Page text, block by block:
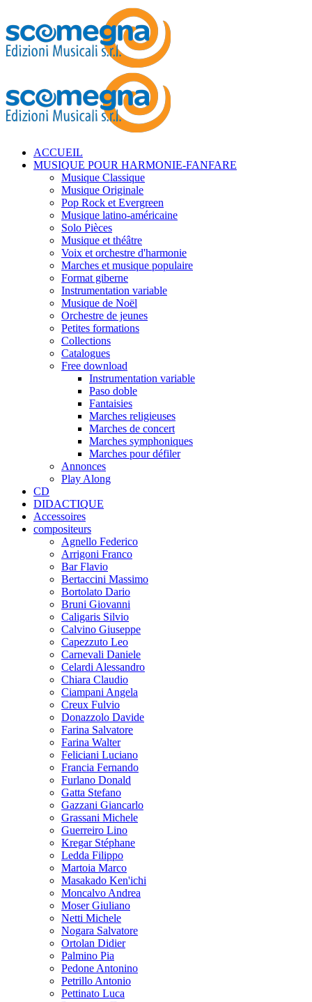
ACCUEIL
MUSIQUE POUR HARMONIE-FANFARE
Musique Classique
Musique Originale
Pop Rock et Evergreen
Musique latino-américaine
Solo Pièces
Musique et théâtre
Voix et orchestre d'harmonie
Marches et musique populaire
Format giberne
Instrumentation variable
Musique de Noël
Orchestre de jeunes
Petites formations
Collections
Catalogues
Free download
Instrumentation variable
Paso doble
Fantaisies
Marches religieuses
Marches de concert
Marches symphoniques
Marches pour défiler
Annonces
Play Along
CD
DIDACTIQUE
Accessoires
compositeurs
Agnello Federico
Arrigoni Franco
Bar Flavio
Bertaccini Massimo
Bortolato Dario
Bruni Giovanni
Caligaris Silvio
Calvino Giuseppe
Capezzuto Leo
Carnevali Daniele
Celardi Alessandro
Chiara Claudio
Ciampani Angela
Creux Fulvio
Donazzolo Davide
Farina Salvatore
Farina Walter
Feliciani Luciano
Francia Fernando
Furlano Donald
Gatta Stefano
Gazzani Giancarlo
Grassani Michele
Guerreiro Lino
Kregar Stéphane
Ledda Filippo
Martoia Marco
Masakado Ken'ichi
Moncalvo Andrea
Moser Giuliano
Netti Michele
Nogara Salvatore
Ortolan Didier
Palmino Pia
Pedone Antonino
Petrillo Antonio
Pettinato Luca